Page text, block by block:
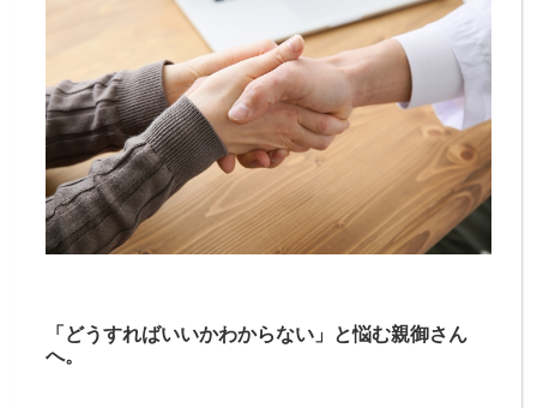
「どうすればいいかわからない」と悩む親御さん
へ。